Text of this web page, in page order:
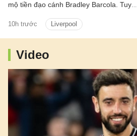
10h trước Liverpool
mộ tiền đạo cánh Bradley Barcola. Tuy
hai CLB đang là trở ngại lớn đối với
thương vụ này.
Video